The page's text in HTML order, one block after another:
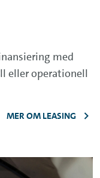
med
eller operationell
MER OM LEASING